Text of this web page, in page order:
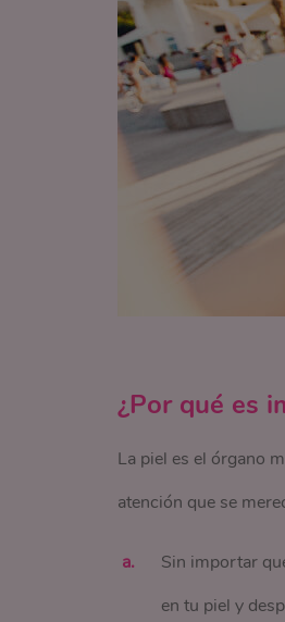
¿Por qué es
La piel es el órgano
atención que se
Sin importar
en tu piel y